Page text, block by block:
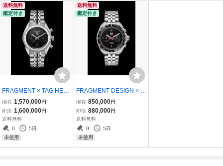
送料無料
鑑定付き
FRAGMENT × TAG HEUE
R CARRERA CHRONOG
RAPH LIMITED EDITION
500本限定 新品未使用品
タグ・ホイヤー カレラ ク
ロノグラフ フラグメント
現在 1,570,000円
即決 1,600,000円
送料無料
0
5日
未使用
送料無料
鑑定付き
FRAGMENT DESIGN × T
AG HEUER FORMULA 1
LIMITED EDITION 500本
限定 新品未使用品 タグ・
ホイヤー フォーミュラ フ
ラグメント デザイン
現在 850,000円
即決 880,000円
送料無料
0
5日
未使用